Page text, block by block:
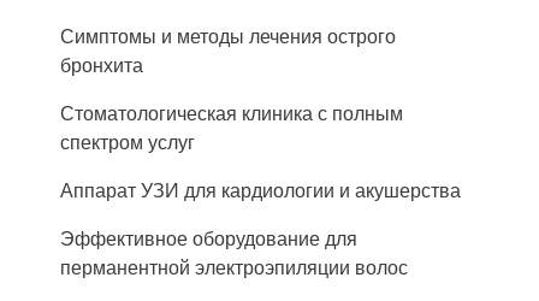
Симптомы и методы лечения острого
бронхита
Стоматологическая клиника с полным
спектром услуг
Аппарат УЗИ для кардиологии и акушерства
Эффективное оборудование для
перманентной электроэпиляции волос